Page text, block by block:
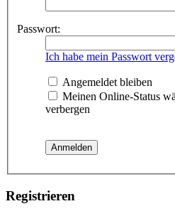
Passwort:
Ich habe mein Passwort
Angemeldet bleiben
Meinen Online-Status
verbergen
Registrieren